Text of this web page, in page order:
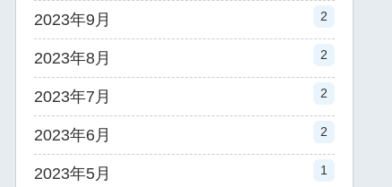
2023年9月 2
2023年8月 2
2023年7月 2
2023年6月 2
2023年5月 1